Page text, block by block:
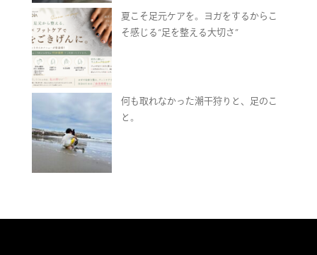
夏こそ足元ケアを。ヨガをするからこ
そ感じる“足を整える大切さ”
何も取れなかった潮干狩りと、足のこ
と。